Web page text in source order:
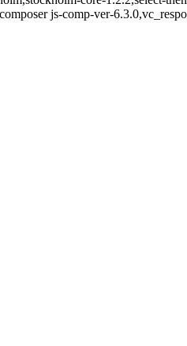
js-comp-ver-